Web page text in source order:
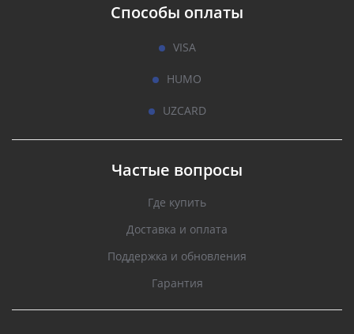
Способы оплаты
VISA
HUMO
UZCARD
Частые вопросы
Где купить
Доставка и оплата
Поддержка и обновления
Гарантия